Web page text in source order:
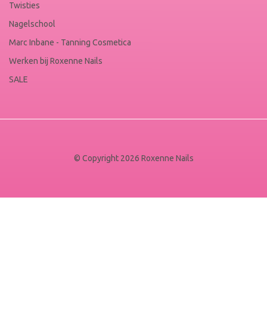
Twisties
Nagelschool
Marc Inbane - Tanning Cosmetica
Werken bij Roxenne Nails
SALE
© Copyright 2026 Roxenne Nails